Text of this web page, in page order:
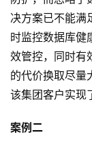
决方案已不能满
时监控数据库健
效管控，同时有
的代价换取尽量
该集团客户实现
案例二